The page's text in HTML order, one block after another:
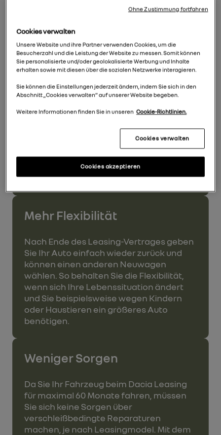
Unser Dacia Leasing ist bereits für
Gestalten Sie Ihren Leasing-Vertrag so,
dass er zu Ihren Bedürfnissen passt.
Planbar
Beim Dacia Leasing zahlen Sie eine feste
Ausgaben für Ihr Fahrzeug planbar. Sie
müssen sich nicht darum kümmern, dass
Ihr Auto verkauft wird, sondern steigen
einfach bequem auf das nächste
Leasing-Modell um.
Mehr Flexibilität
Nach Ende des Leasing-Vertrages geben
Sie Ihr Auto einfach wieder zurück und
können einen anderen Neuwagen
wählen. So behalten Sie die Flexibilität,
wenn sich Ihre Lebenssituation ändert
und Sie beispielsweise wegen Kindern
oder Haustieren ein größeres Auto
benötigen.
Weniger Sorgen
Da Sie Ihr Fahrzeug beim Dacia Leasing
für maximal 60 Monate fahren, müssen
Sie sich keine Sorgen über
verschleißbedingte Reparaturen
machen, je nach Leasingmodel. Mit dem
Cookies verwalten
Unsere Website und ihre Partner verwenden Cookies, um die
Besucherzahl und die Leistung der Website zu messen. Somit können
Sie personalisierte und/oder geolokalisierte Werbung und Inhalte
erhalten sowie mit diesen über die sozialen Netzwerke interagieren.
Sie können die Einstellungen jederzeit ändern, indem Sie sich in den
Abschnitt „Cookies verwalten“ auf unserer Website begeben.
Weitere Informationen finden Sie in unseren Cookie-Richtlinien.
Cookies verwalten
Cookies akzeptieren
Ohne Zustimmung fortfahren